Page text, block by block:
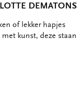
DEMATONS
of lekker hapjes
kunst, deze staan